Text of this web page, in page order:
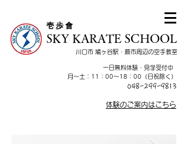
SKY KARATE SCHOOL
​壱 歩 會
川口市 鳩ヶ谷駅・蕨市周辺の空手教室
一日無料体験・見学受付中
​月～土：11：00～18：00（日祝除く）
048-299-9813
体験のご案内はこちら